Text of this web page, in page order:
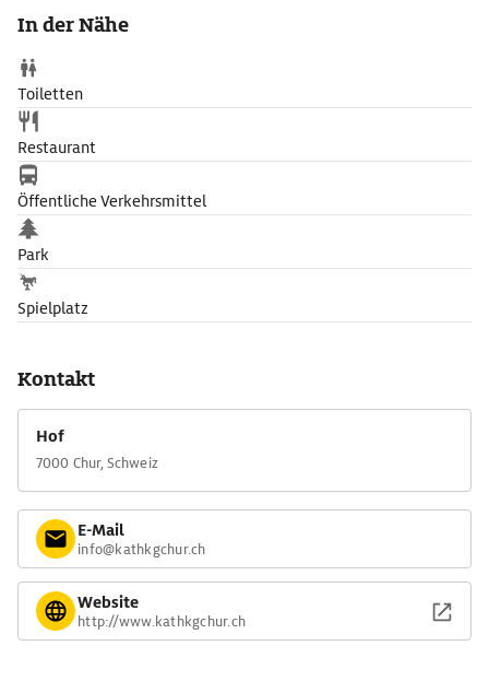
In der Nähe
Toiletten
Restaurant
Öffentliche Verkehrsmittel
Park
Spielplatz
Kontakt
Hof
7000 Chur, Schweiz
E-Mail
info@kathkgchur.ch
Website
http://www.kathkgchur.ch